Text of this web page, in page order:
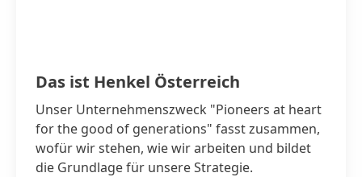
Das ist Henkel Österreich
Unser Unternehmenszweck "Pioneers at heart
for the good of generations" fasst zusammen,
wofür wir stehen, wie wir arbeiten und bildet
die Grundlage für unsere Strategie.